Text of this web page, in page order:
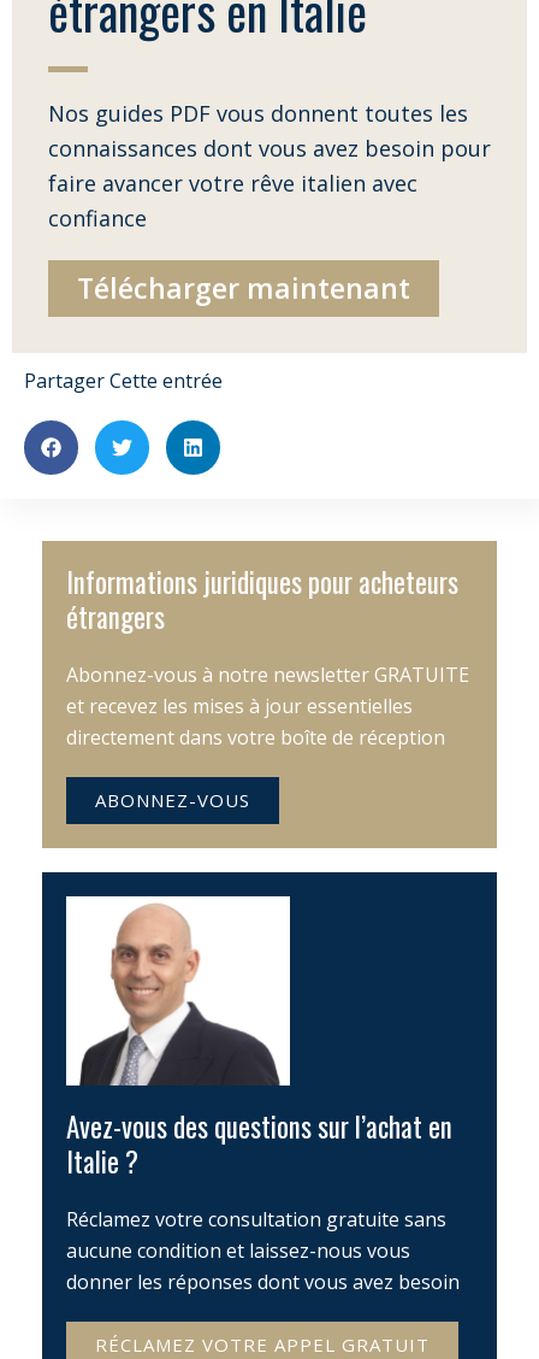
Nos guides PDF vous donnent toutes les
connaissances dont vous avez besoin pour
faire avancer votre rêve italien avec
confiance
Télécharger maintenant
Partager Cette entrée
Informations juridiques pour acheteurs
étrangers
Abonnez-vous à notre newsletter GRATUITE
et recevez les mises à jour essentielles
directement dans votre boîte de réception
ABONNEZ-VOUS
Avez-vous des questions sur l’achat en
Italie ?
Réclamez votre consultation gratuite sans
aucune condition et laissez-nous vous
donner les réponses dont vous avez besoin
RÉCLAMEZ VOTRE APPEL GRATUIT